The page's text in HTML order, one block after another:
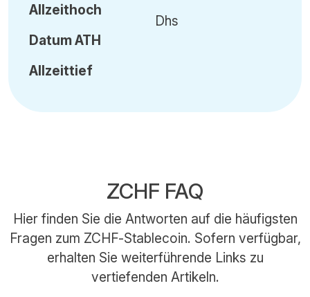
Allzeithoch
DatumATH
Allzeittief
Dhs
ZCHF FAQ
Hier finden Sie die Antworten auf die häufigsten
Fragen zum ZCHF-Stablecoin. Sofern verfügbar,
erhalten Sie weiterführende Links zu
vertiefenden Artikeln.